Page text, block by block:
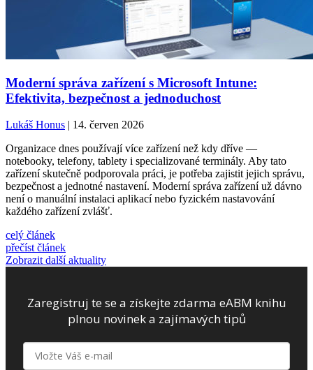
Moderní správa zařízení s Microsoft Intune:
Efektivita, bezpečnost a jednoduchost
Lukáš Honus | 14. červen 2026
Organizace dnes používají více zařízení než kdy dříve —
notebooky, telefony, tablety i specializované terminály. Aby tato
zařízení skutečně podporovala práci, je potřeba zajistit jejich správu,
bezpečnost a jednotné nastavení. Moderní správa zařízení už dávno
není o manuální instalaci aplikací nebo fyzickém nastavování
každého zařízení zvlášť.
celý článek
přečíst článek
Zobrazit další aktuality
Zaregistruj te se a získejte zdarma eABM knihu
plnou novinek a zajímavých tipů